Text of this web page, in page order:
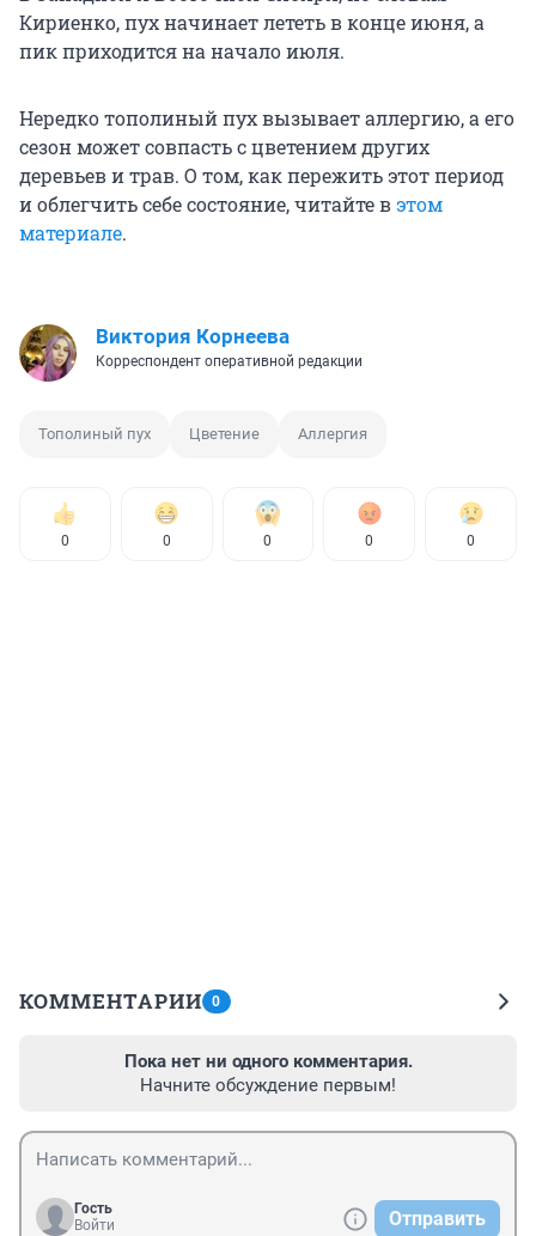
Кириенко, пух начинает лететь в конце июня, а
пик приходится на начало июля.
Нередко тополиный пух вызывает аллергию, а его
сезон может совпасть с цветением других
деревьев и трав. О том, как пережить этот период
и облегчить себе состояние, читайте вэтом
материале.
Виктория Корнеева
Корреспондент оперативной редакции
Тополиный пух Цветение Аллергия
0 0 0 0 0
КОММЕНТАРИИ 0
Пока нет ни одного комментария.
Начните обсуждение первым!
Гость
Войти
Отправить